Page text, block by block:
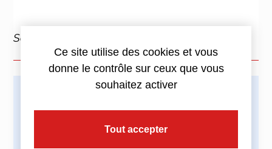
Source :
Imprimez cette actualité
Ce site utilise des cookies et vous
donne le contrôle sur ceux que vous
souhaitez activer
Tout accepter